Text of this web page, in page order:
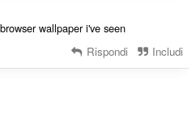
wallpaper i've seen
Rispondi Includi